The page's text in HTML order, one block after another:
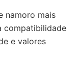
namoro mais
compatibilidade
e valores